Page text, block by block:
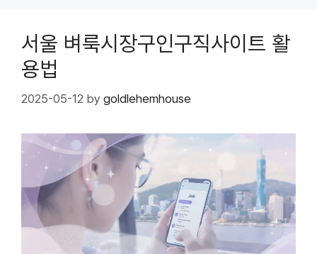
서울 벼룩시장구인구직사이트 활
용법
2025-05-12 by goldlehemhouse